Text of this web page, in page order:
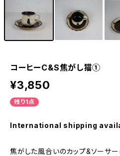
コーヒーC&S焦がし猫①
¥3,850
残り1点
International shipping
焦がした風合いのカップ&ソーサー